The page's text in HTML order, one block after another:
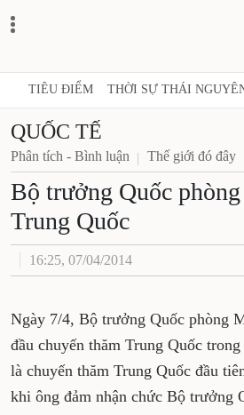
TIÊU ĐIỂM THỜI SỰ THÁI
QUỐC TẾ
Phân tích - Bình luận Thế giới đó đây
Bộ trưởng Quốc
Trung Quốc
16:25, 07/04/2014
Ngày 7/4, Bộ trưởng Quốc phòng
đầu chuyến thăm Trung Quốc
là chuyến thăm Trung Quốc đầu
khi ông đảm nhận chức Bộ trưởng